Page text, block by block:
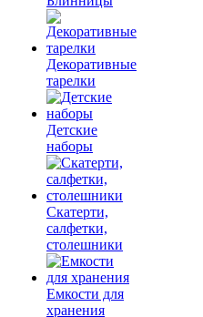
Декоративные
тарелки
Детские
наборы
Скатерти,
салфетки,
столешники
Емкости для
хранения